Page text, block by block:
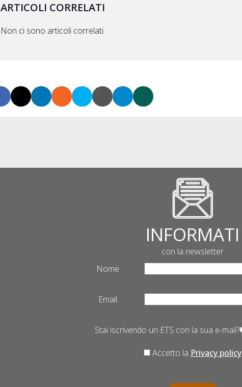
ARTICOLI CORRELATI
Non ci sono articoli correlati.
INFORMATI
con la newsletter
Nome
Email
Stai iscrivendo un ETS con la sua e-mail?
Accetto la Privacy policy